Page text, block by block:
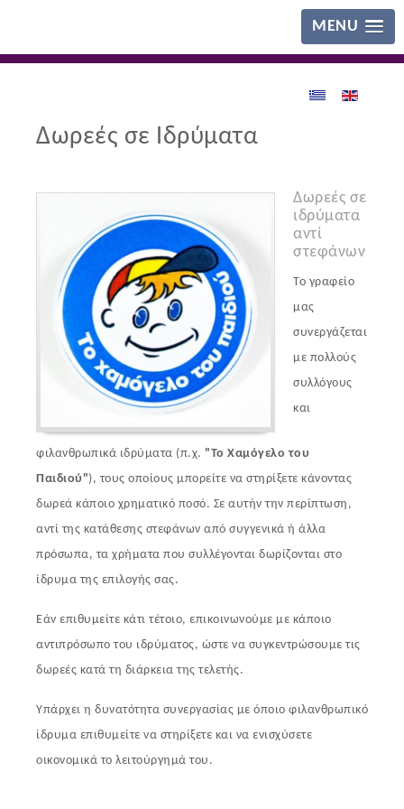
MENU
Δωρεές σε Ιδρύματα
Δωρεές σε
ιδρύματα
αντί
στεφάνων
Το γραφείο
μας
συνεργάζεται
με πολλούς
συλλόγους
και
φιλανθρωπικά ιδρύματα (π.χ. "Το Χαμόγελο του
Παιδιού"), τους οποίους μπορείτε να στηρίξετε κάνοντας
δωρεά κάποιο χρηματικό ποσό. Σε αυτήν την περίπτωση,
αντί της κατάθεσης στεφάνων από συγγενικά ή άλλα
πρόσωπα, τα χρήματα που συλλέγονται δωρίζονται στο
ίδρυμα της επιλογής σας.
Εάν επιθυμείτε κάτι τέτοιο, επικοινωνούμε με κάποιο
αντιπρόσωπο του ιδρύματος, ώστε να συγκεντρώσουμε τις
δωρεές κατά τη διάρκεια της τελετής.
Υπάρχει η δυνατότητα συνεργασίας με όποιο φιλανθρωπικό
ίδρυμα επιθυμείτε να στηρίξετε και να ενισχύσετε
οικονομικά το λειτούργημά του.